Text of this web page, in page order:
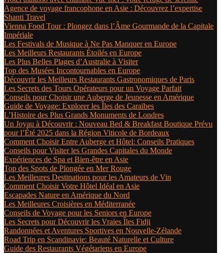
Agence de voyage francophone en Asie : Découvrez l’expertise
Shanti Travel
Vienna Food Tour : Plongez dans l’Âme Gourmande de la Capitale
Impériale
Les Festivals de Musique à Ne Pas Manquer en Europe
Les Meilleurs Restaurants Étoilés en Europe
Les Plus Belles Plages d’Australie à Visiter
Top des Musées Incontournables en Europe
Découvrir les Meilleurs Restaurants Gastronomiques de Paris
Les Secrets des Tours Opérateurs pour un Voyage Parfait
Conseils pour Choisir une Auberge de Jeunesse en Amérique
Guide de Voyage: Explorer les Îles des Caraïbes
L’Histoire des Plus Grands Monuments de Londres
Un Joyau à Découvrir : Nouveau Bed & Breakfast Boutique Prévu
pour l’Été 2025 dans la Région Viticole de Bordeaux
Comment Choisir Entre Auberge et Hôtel: Conseils Pratiques
Conseils pour Visiter les Grandes Capitales du Monde
Expériences de Spa et Bien-être en Asie
Top des Spots de Plongée en Mer Rouge
Les Meilleures Destinations pour les Amateurs de Vin
Comment Choisir Votre Hôtel Idéal en Asie
Escapades Nature en Amérique du Nord
Les Meilleures Croisières en Méditerranée
Conseils de Voyage pour les Seniors en Europe
Les Secrets pour Découvrir les Vraies Îles Fidji
Randonnées et Aventures Sportives en Nouvelle-Zélande
Road Trip en Scandinavie: Beauté Naturelle et Culture
Guide des Restaurants Végétariens en Europe